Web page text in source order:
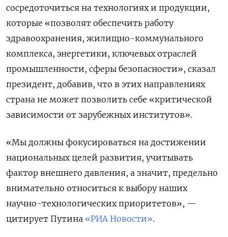
сосредоточиться на технологиях и продукции,
которые «позволят обеспечить работу
здравоохранения, жилищно-коммунального
комплекса, энергетики, ключевых отраслей
промышленности, сферы безопасности», сказал
президент, добавив, что в этих направлениях
страна не может позволить себе «критической
зависимости от зарубежных институтов».
«Мы должны фокусироваться на достижении
национальных целей развития, учитывать
фактор внешнего давления, а значит, предельно
внимательно относиться к выбору наших
научно-технологических приоритетов», —
цитирует Путина «РИА Новости».